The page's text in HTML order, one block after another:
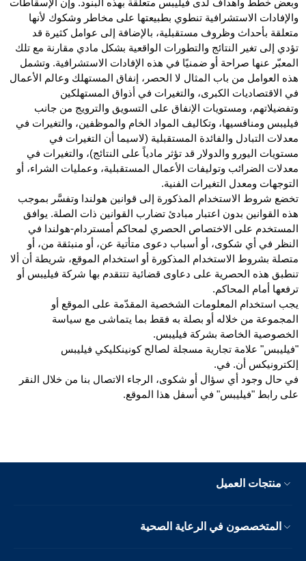
وبعض خطط وأهداف لدى فيليبس متعلقة بهذه البنود. وإن الإسقاطات
والإفادات الاستشرافية تنطوي بطبيعتها على مخاطر وشكوك لأنها
متعلقة بأحداث وظروف مستقبلية، بالإضافة إلى عوامل كثيرة قد
تؤدي إلى تغير النتائج والتطورات الواقعية بشكل مادي مقارنة مع تلك
المعبّر عنها صراحة أو ضمنيًا في هذه الإفادات الاستشرافية. وتشمل
هذه العوامل من باب المثال لا الحصر، إنفاق المستهلك وعالم الأعمال
في الاقتصاديات الكبرى، والتغيرات في أذواق المستهلكين
وتفضيلاتهم، ومستويات الإنفاق على التسويق والترويج من جانب
فيليبس ومنافسيها، وتكاليف المواد الخام والموظفين، والتغيرات في
معدلات التبادل والفائدة المستقبلية (لاسيما أن التغيرات في
مستويات اليورو والدولار قد تؤثر مادياً على النتائج)، والتغيرات في
معدلات الضرائب وتوليفات الأعمال المستقبلية، وعمليات الشراء، أو
التوجهات ومعدل التغيرات الفنية.
تخضع شروط الاستخدام المذكورة إلى قوانين هولندا وتفسَّر بموجب
هذه القوانين بدون اعتبار مبادئ تضارب القوانين ذات الصلة. يوافق
المستخدم على الاختصاص الحصري لمحاكم أمستردام-هولندا في
النظر في أي شكوى، أو أسباب دعوى متأتية عن، أو منبثقة من، أو
متصلة بشروط الاستخدام المذكورة أو استخدام الموقع، شريطة أن ألا
تنطبق هذه الحصرية على دعاوى قضائية تتتقدم بها شركة فيليبس أو
ترفعها أمام المحاكم.
يجب استخدام المعلومات الشخصية المقدّمة على الموقع أو
المجموعة من خلاله أو بصلة به فقط بما يتماشى مع سياسة
الخصوصية الخاصة بشركة فيليبس.
"فيليبس" علامة تجارية مسجلة لصالح كونينكليكي فيليبس
إلكترونيكس أن. في.
في حال وجود أي سؤال أو شكوى، الرجاء الاتصال بنا من خلال النقر
على رابط "فيليبس" في أسفل هذا الموقع.
منتجات العميل
المتخصصون في الرعاية الصحية